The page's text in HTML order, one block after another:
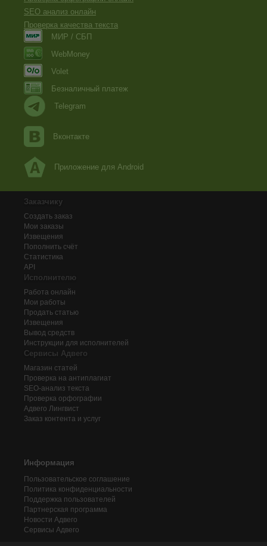
SEO анализ онлайн
Проверка качества текста
МИР / СБП
WebMoney
Volet
Безналичный платеж
Telegram
Вконтакте
Приложение для Android
Заказчику
Создать заказ
Мои заказы
Извещения
Пополнить счёт
Статистика
API
Исполнителю
Работа онлайн
Мои работы
Продать статью
Извещения
Вывод средств
Инструкции для исполнителей
Сервисы Адвего
Магазин статей
Проверка на антиплагиат
SEO-анализ текста
Проверка орфографии
Адвего Лингвист
Заказ контента и услуг
Информация
Пользовательское соглашение
Политика конфиденциальности
Поддержка пользователей
Партнерская программа
Новости Адвего
Сервисы Адвего